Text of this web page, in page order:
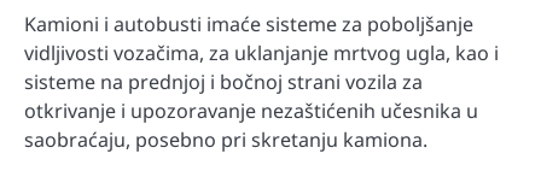
Kamioni i autobusti imaće sisteme za poboljšanje
vidljivosti vozačima, za uklanjanje mrtvog ugla, kao i
sisteme na prednjoj i bočnoj strani vozila za
otkrivanje i upozoravanje nezaštićenih učesnika u
saobraćaju, posebno pri skretanju kamiona.